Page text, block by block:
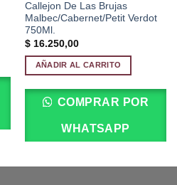
Callejon De Las Brujas
Malbec/Cabernet/Petit Verdot
750Ml.
$16.250,00
AÑADIR AL CARRITO
COMPRAR POR
WHATSAPP